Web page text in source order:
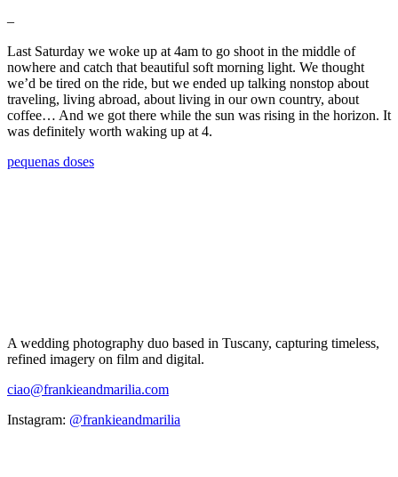
–
Last Saturday we woke up at 4am to go shoot in the middle of
nowhere and catch that beautiful soft morning light. We thought
we’d be tired on the ride, but we ended up talking nonstop about
traveling, living abroad, about living in our own country, about
coffee… And we got there while the sun was rising in the horizon. It
was definitely worth waking up at 4.
pequenas doses
A wedding photography duo based in Tuscany, capturing timeless,
refined imagery on film and digital.
ciao@frankieandmarilia.com
Instagram: @frankieandmarilia